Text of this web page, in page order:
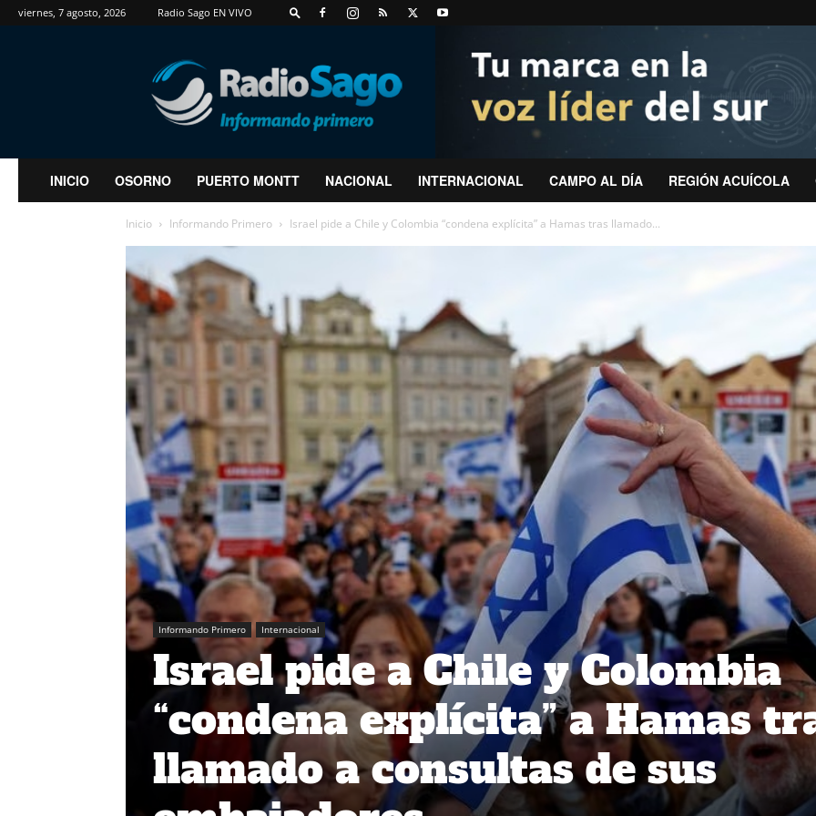
viernes, 7 agosto, 2026 Radio Sago EN VIVO
RadioSago
INICIO OSORNO PUERTO MONTT NACIONAL INTERNACIONAL CAMPO AL DÍA REGIÓN ACUÍCOLA
Inicio Informando Primero Israel pide a Chile y Colombia “condena explícita” a Hamas tras llamado...
Informando Primero Internacional
Israel pide a Chile y Colombia
“condena explícita” a Hamas
llamado a consultas de sus